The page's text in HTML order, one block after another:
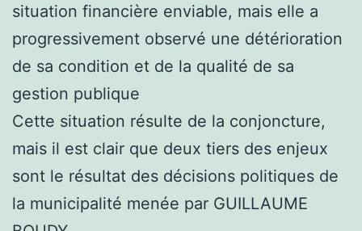
situation financière enviable, mais elle a
progressivement observé une détérioration
de sa condition et de la qualité de sa
gestion publique
Cette situation résulte de la conjoncture,
mais il est clair que deux tiers des enjeux
sont le résultat des décisions politiques de
la municipalité menée par GUILLAUME